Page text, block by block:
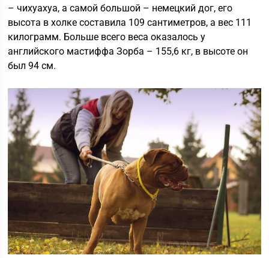
– чихуахуа, а самой большой – немецкий дог, его
высота в холке составила 109 сантиметров, а вес 111
килограмм. Больше всего веса оказалось у
английского мастиффа Зорба – 155,6 кг, в высоте он
был 94 см.